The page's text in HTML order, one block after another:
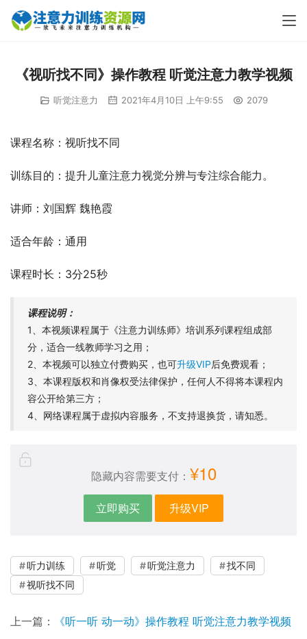
《视听找不同》操作教程 听觉注意力教学视频
听觉注意力 2021年4月10日 上午9:55 2079
课程名称：视听找不同
训练目的：提升儿童注意力视觉分辨与专注综合能力。
讲师：刘国辉 魏艳霞
适合年龄：通用
课程时长：3分25秒
课程说明：
1、本视频课程属于《注意力训练师》培训系列课程组成部
分，适合一线教师学习之用；
2、本视频可以独立付费购买，也可升级VIP后免费观看；
3、本课程版权和肖像权受法律保护，任何人不得将本课程内
容公开给第三方；
4、网络课程属于虚拟内容服务，不支持退换货，请知悉。
隐藏内容需要支付： ¥10
立即购买 升级VIP
听力训练 听觉 听觉注意力
找不同
视听找不同
上一篇：
《听一听 动一动》操作教程 听觉注意力教学视频